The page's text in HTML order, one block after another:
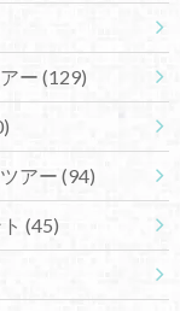
ー (129)
アー (94)
(45)